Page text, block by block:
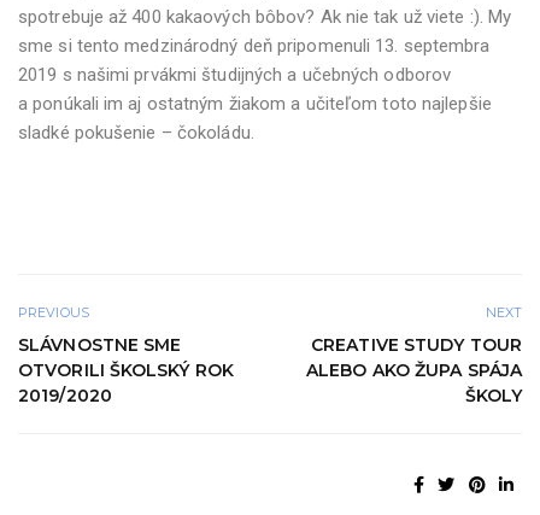
spotrebuje až 400 kakaových bôbov? Ak nie tak už viete :). My
sme si tento medzinárodný deň pripomenuli 13. septembra
2019 s našimi prvákmi študijných a učebných odborov
a ponúkali im aj ostatným žiakom a učiteľom toto najlepšie
sladké pokušenie – čokoládu.
PREVIOUS
SLÁVNOSTNE SME
OTVORILI ŠKOLSKÝ ROK
2019/2020
NEXT
CREATIVE STUDY TOUR
ALEBO AKO ŽUPA SPÁJA
ŠKOLY